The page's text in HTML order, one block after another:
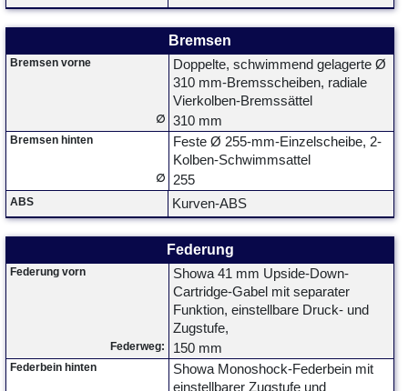
Bremsen
Bremsen vorne
Doppelte, schwimmend gelagerte Ø
310 mm-Bremsscheiben, radiale
Vierkolben-Bremssättel
∅ 310 mm
Bremsen hinten
Feste Ø 255-mm-Einzelscheibe, 2-
Kolben-Schwimmsattel
∅ 255
ABS Kurven-ABS
Federung
Federung vorn
Showa 41 mm Upside-Down-
Cartridge-Gabel mit separater
Funktion, einstellbare Druck- und
Zugstufe,
Federweg: 150 mm
Federbein hinten
Showa Monoshock-Federbein mit
einstellbarer Zugstufe und